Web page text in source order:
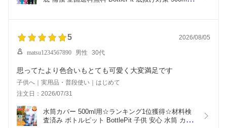
5 2026/08/05
matsu1234567890 男性 30代
思ってたより色合いもとても可愛く大変満足です
子供へ｜実用品・普段使い｜はじめて
注文日：2026/07/31
水筒カバー 500ml用☆ランキング1位獲得☆材料検
査済み ボトルピット BottlePit 子供 安心 水筒 カバ